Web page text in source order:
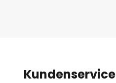
Kundenservice